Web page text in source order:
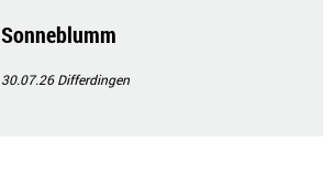
Sonneblumm
30.07.26Differdingen